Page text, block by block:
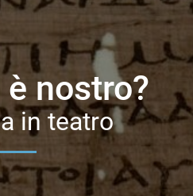
nostro?
in teatro